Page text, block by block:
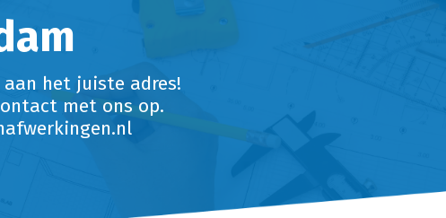
het juiste adres!
met ons op.